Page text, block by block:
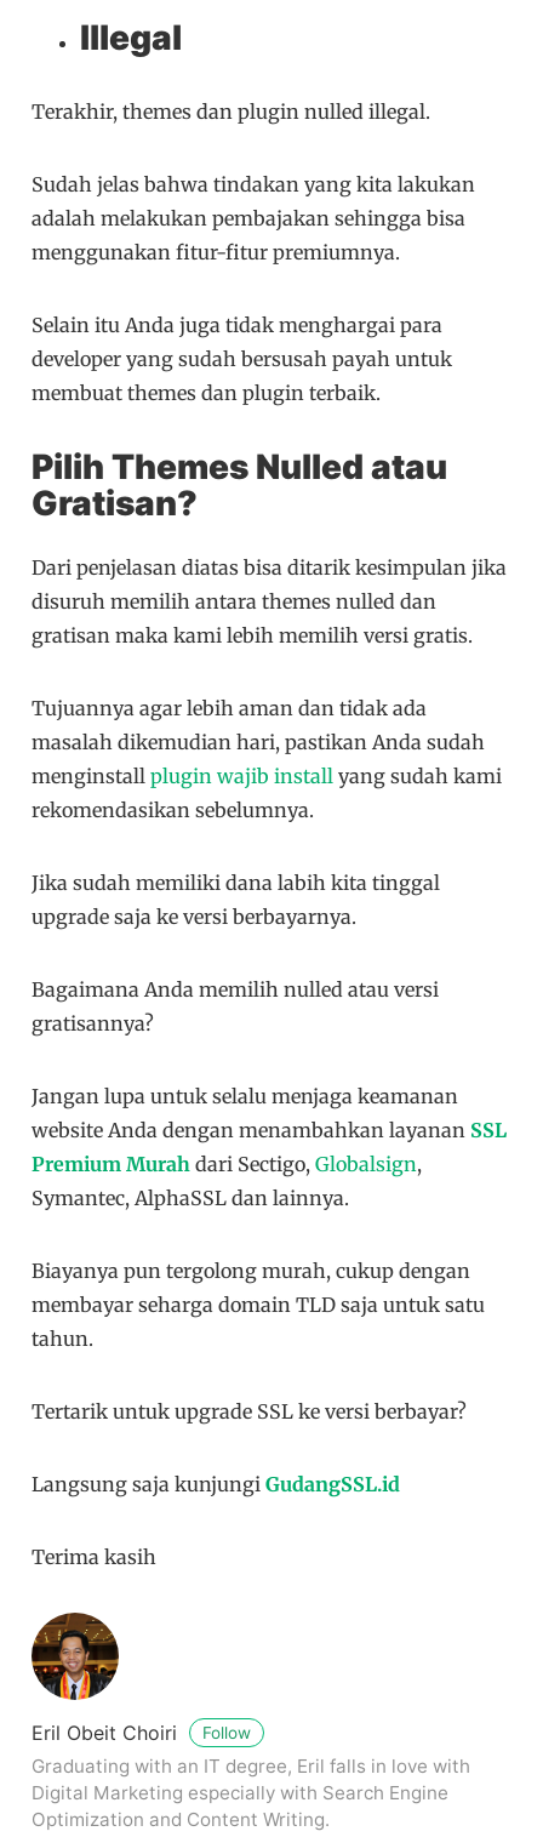
Illegal
Terakhir, themes dan plugin nulled illegal.
Sudah jelas bahwa tindakan yang kita lakukan
adalah melakukan pembajakan sehingga bisa
menggunakan fitur-fitur premiumnya.
Selain itu Anda juga tidak menghargai para
developer yang sudah bersusah payah untuk
membuat themes dan plugin terbaik.
Pilih Themes Nulled atau
Gratisan?
Dari penjelasan diatas bisa ditarik kesimpulan jika
disuruh memilih antara themes nulled dan
gratisan maka kami lebih memilih versi gratis.
Tujuannya agar lebih aman dan tidak ada
masalah dikemudian hari, pastikan Anda sudah
menginstallplugin wajib install yang sudah kami
rekomendasikan sebelumnya.
Jika sudah memiliki dana labih kita tinggal
upgrade saja ke versi berbayarnya.
Bagaimana Anda memilih nulled atau versi
gratisannya?
Jangan lupa untuk selalu menjaga keamanan
website Anda dengan menambahkan layanan SSL
Premium Murah dari Sectigo,Globalsign,
Symantec, AlphaSSL dan lainnya.
Biayanya pun tergolong murah, cukup dengan
membayar seharga domain TLD saja untuk satu
tahun.
Tertarik untuk upgrade SSL ke versi berbayar?
Langsung saja kunjungiGudangSSL.id
Terima kasih
Eril Obeit Choiri Follow
Graduating with an IT degree, Eril falls in love with
Digital Marketing especially with Search Engine
Optimization and Content Writing.